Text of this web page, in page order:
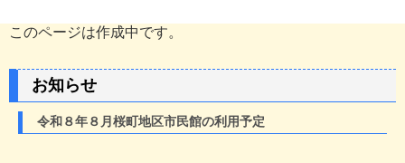
このページは作成中です。
お知らせ
令和８年８月桜町地区市民館の利用予定